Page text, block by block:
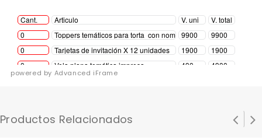
powered by Advanced iFrame
Productos Relacionados